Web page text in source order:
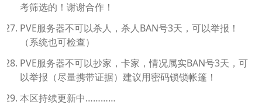
考筛选的！谢谢合作！
PVE服务器不可以杀人，杀人BAN号3天，可以举报！
（系统也可检查）
PVE服务器不可以抄家，卡家，情况属实BAN号3天，可
以举报（尽量携带证据）建议用密码锁锁帐篷！
本区持续更新中…………